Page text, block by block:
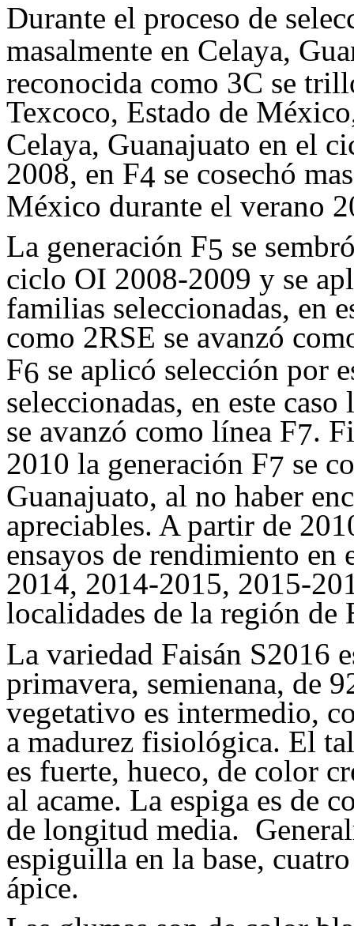
Durante el proceso de
masalmente en Celaya,
reconocida como 3C se
Texcoco, Estado de
Celaya, Guanajuato en el
2008, en F4 se cosechó
México durante el verano
La generación F5 se
ciclo OI 2008-2009 y se
familias seleccionadas, en
como 2RSE se avanzó
F6 se aplicó selección por
seleccionadas, en este
se avanzó como línea F7.
2010 la generación F7 se
Guanajuato, al no haber
apreciables. A partir de
ensayos de rendimiento
2014, 2014-2015, 2015-
localidades de la región de
La variedad Faisán S2016
primavera, semienana, de
vegetativo es intermedio,
a madurez fisiológica. El
es fuerte, hueco, de color
al acame. La espiga es de
de longitud media.
espiguilla en la base,
ápice.